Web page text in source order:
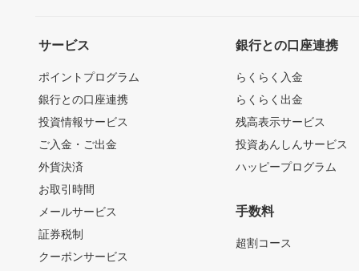
サービス
ポイントプログラム
銀行との口座連携
投資情報サービス
ご入金・ご出金
外貨決済
お取引時間
メールサービス
証券税制
クーポンサービス
銀行との口座連携
らくらく入金
らくらく出金
残高表示サービス
投資あんしんサービス
ハッピープログラム
手数料
超割コース